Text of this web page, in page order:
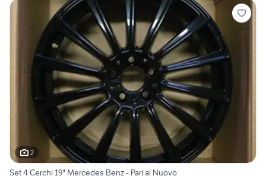
2
Set 4 Cerchi 19" Mercedes Benz - Pari al Nuovo